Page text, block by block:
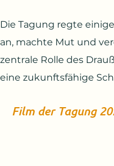
Die Tagung regte
an, machte Mut und
zentrale Rolle des
eine zukunftsfähige
Film der Tagung